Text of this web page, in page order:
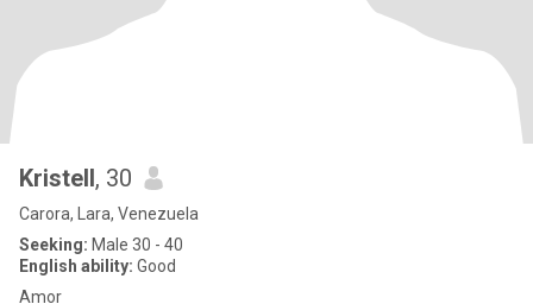
Kristell, 30
Carora, Lara, Venezuela
Seeking: Male 30 - 40
English ability: Good
Amor